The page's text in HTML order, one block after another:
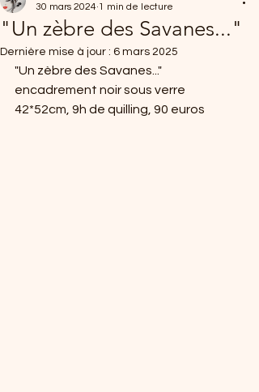
"Un zèbre des Savanes..."
30 mars 2024 1 min de lecture
Dernière mise à jour : 6 mars 2025
"Un zèbre des Savanes..."
encadrement noir sous verre
42*52cm, 9h de quilling, 90 euros